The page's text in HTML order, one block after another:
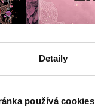
Detaily
používá cookies